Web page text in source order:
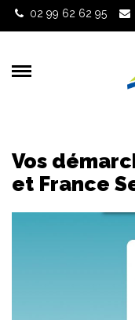
Gestion des traceurs
02 99 62 62 95
Vos
et France